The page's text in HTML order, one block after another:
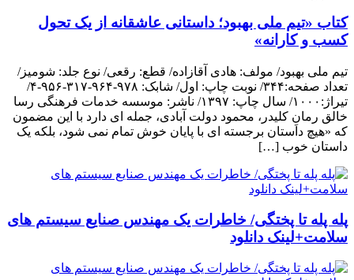
کتاب «تیم ملی بهبود؛ داستانی عاشقانه از یک تحول
کسب و کارانه»
تیم ملی بهبود/ مولف: هادی آقازاده/ قطع: رقعی/ نوع جلد: شومیز/
تعداد صفحه:۳۴۴/ نوبت چاپ: اول/ شابک: ۹۷۸-۹۶۴-۳۱۷-۹۵۶-۴/
تیراژ:۱۰۰۰/ سال چاپ: ۱۳۹۷/ ناشر: موسسه خدمات فرهنگی رسا
خالق رمانِ کلیدر، محمود دولت آبادی، جمله ای دارد با این مضمون
که «هیچ داستان برجسته ای با پایان خوش تمام نمی شود، بلکه یک
داستان خوب […]
پله پله تا پختگی/ خاطرات یک مهندس صنایع سیستم های
سلامت+لینک دانلود